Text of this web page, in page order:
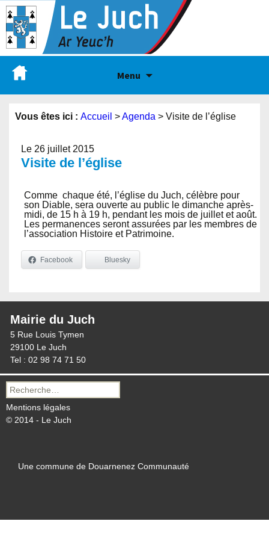
Menu
Vous êtes ici : Accueil >Agenda > Visite de l’église
Le 26 juillet 2015
Visite de l’église
Comme chaque été, l’église du Juch, célèbre pour
son Diable, sera ouverte au public le dimanche après-
midi, de 15 h à 19 h, pendant les mois de juillet et août.
Les permanences seront assurées par les membres de
l’association Histoire et Patrimoine.
Facebook Bluesky
Mairie du Juch
5 Rue Louis Tymen
29100 Le Juch
Tel : 02 98 74 71 50
Recherche
pour :
Mentions légales
© 2014 - Le Juch
Une commune de Douarnenez Communauté